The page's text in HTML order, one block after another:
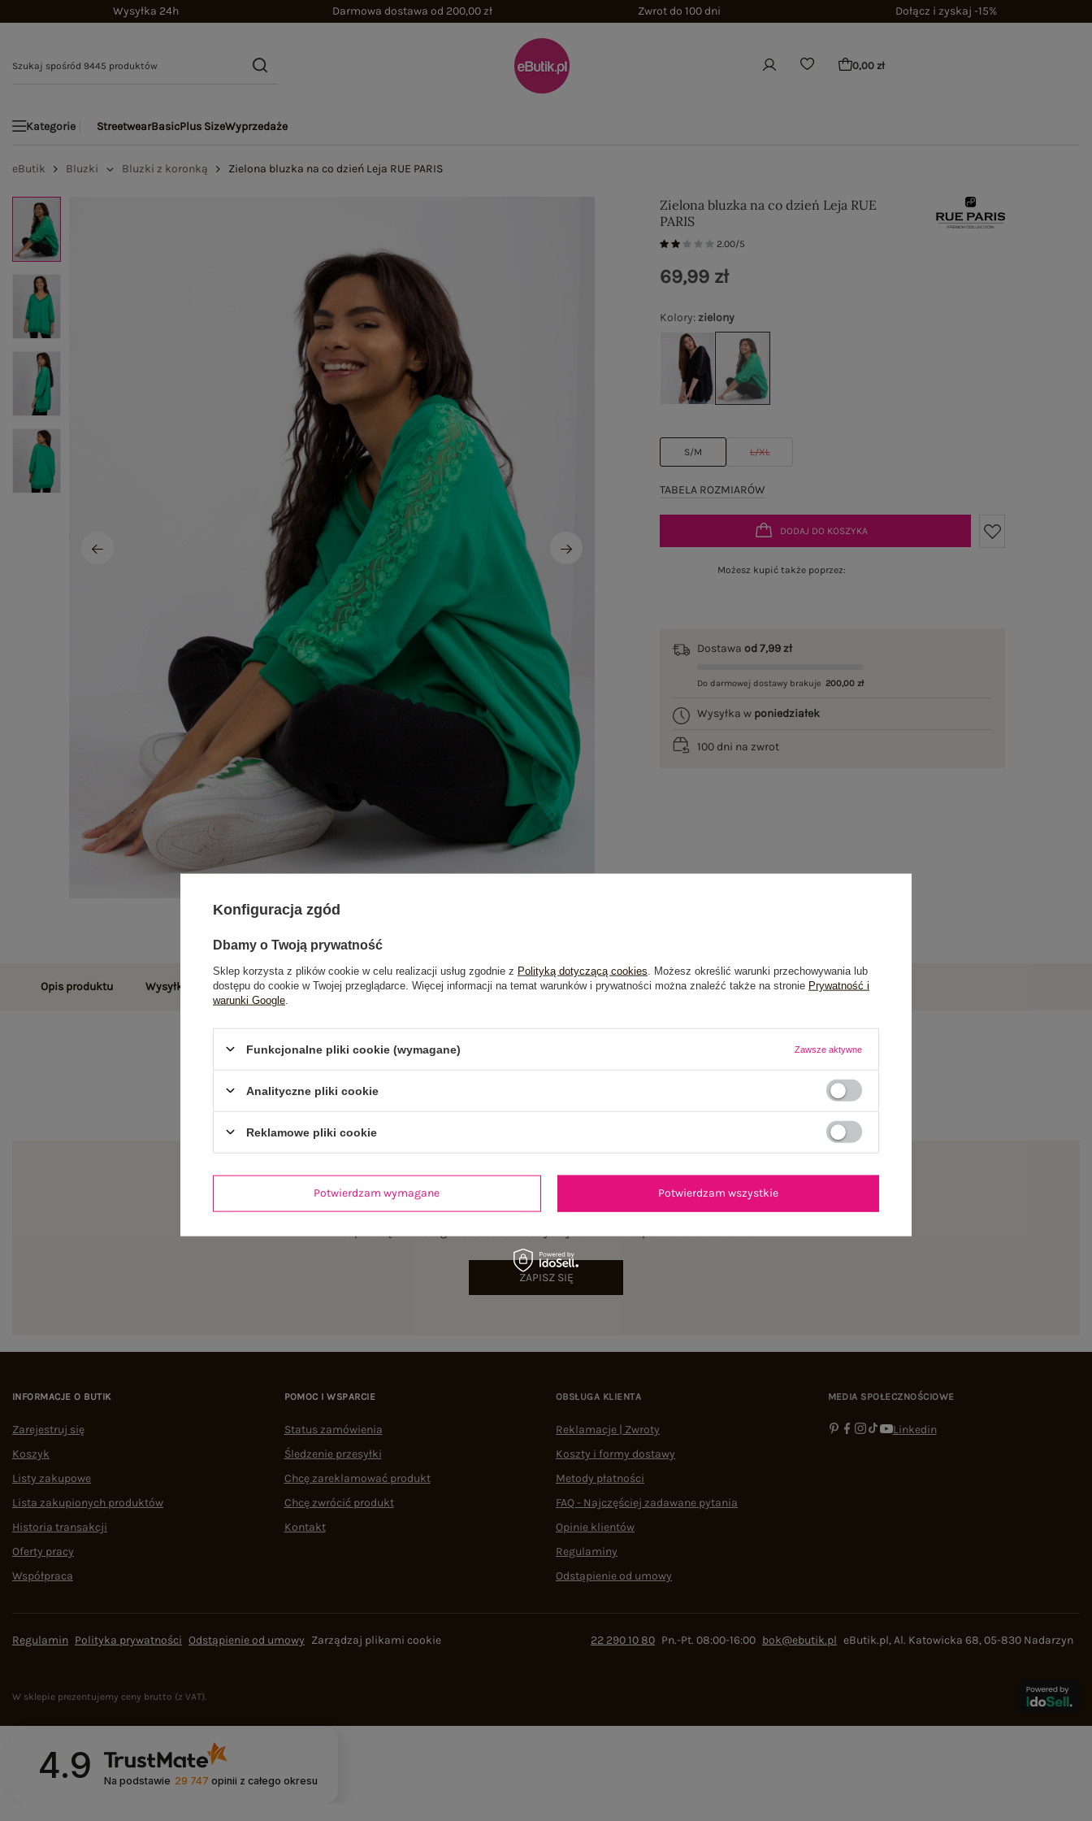
Wysyłka 24h Darmowa dostawa od 200,00 zł Zwrot do 100 dni Dołącz i zyskaj -15%
0,00 zł
Kategorie StreetwearBasicPlus SizeWyprzedaże
eButik Bluzki Bluzki z koronką Zielona bluzka na co dzień Leja RUE PARIS
Zielona bluzka na co dzień Leja RUE
PARIS
2.00/5
Kolory:zielony
S/M L/XL
TABELA ROZMIARÓW
69,99 zł
DODAJ DO KOSZYKA
Możesz kupić także poprzez:
Dostawaod 7,99 zł
Do darmowej dostawy brakuje 200,00 zł
Wysyłka w poniedziałek
100 dni na zwrot
Opis produktu Wysyłka i dostawa Zwroty i reklamacje Opinie o produkcie(1)
ZAPISZ SIĘ
INFORMACJE O BUTIK
Zarejestruj się
Koszyk
Listy zakupowe
Lista zakupionych produktów
Historia transakcji
Oferty pracy
Współpraca
POMOC I WSPARCIE
Status zamówienia
Śledzenie przesyłki
Chcę zareklamować produkt
Chcę zwrócić produkt
Kontakt
OBSŁUGA KLIENTA
Reklamacje | Zwroty
Koszty i formy dostawy
Metody płatności
FAQ - Najczęściej zadawane pytania
Opinie klientów
Regulaminy
Odstąpienie od umowy
MEDIA SPOŁECZNOŚCIOWE
Linkedin
Regulamin Polityka prywatności Odstąpienie od umowy Zarządzaj plikami cookie 22 290 10 80 Pn.-Pt. 08:00-16:00 bok@ebutik.pl eButik.pl,Al. Katowicka 68,05-830 Nadarzyn
W sklepie prezentujemy ceny brutto (z VAT).
4.9 Na podstawie 29 747 opinii z całego okresu
Konfiguracja zgód
Dbamy o Twoją prywatność
Sklep korzysta z plików cookie w celu realizacji usług zgodnie z Polityką dotyczącą cookies . Możesz określić warunki przechowywania lub
dostępu do cookie w Twojej przeglądarce. Więcej informacji na temat warunków i prywatności można znaleźć także na stronie Prywatność i
warunki Google
Funkcjonalne pliki cookie (wymagane) Zawsze aktywne
Analityczne pliki cookie
Reklamowe pliki cookie
Potwierdzam wymagane Potwierdzam wszystkie